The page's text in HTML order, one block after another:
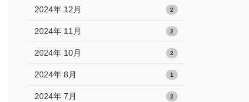
2024年 12月 2
2024年 11月 2
2024年 10月 2
2024年 8月 1
2024年 7月 2